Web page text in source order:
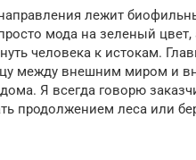
лежит
мода на зеленый цвет,
человека к истокам.
между внешним миром и
Я всегда говорю
продолжением леса или